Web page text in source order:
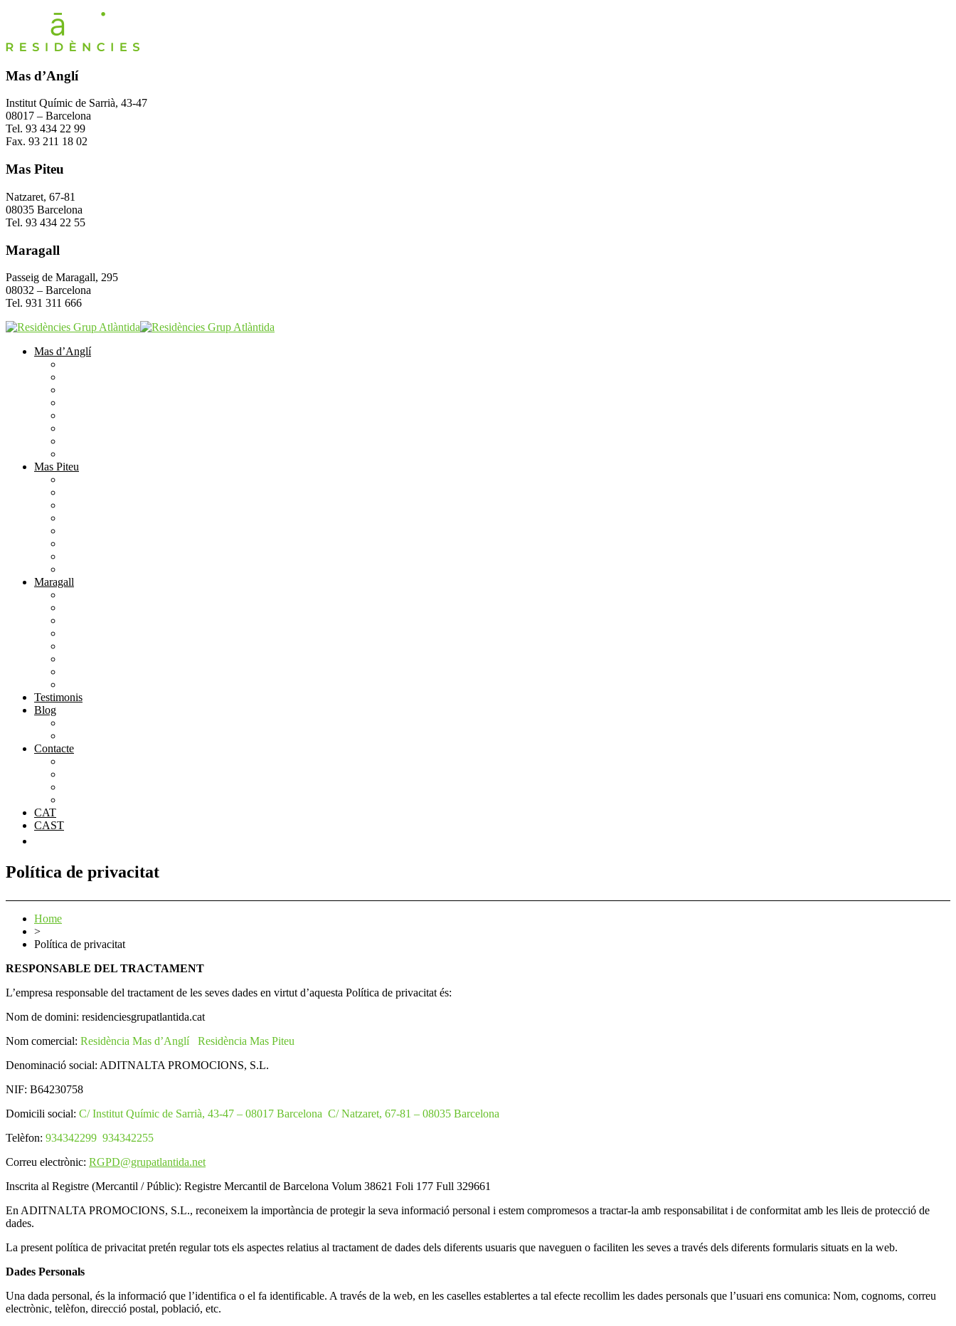
Mas d’Anglí
Institut Químic de Sarrià, 43-47
08017 – Barcelona
Tel. 93 434 22 99
Fax. 93 211 18 02
Mas Piteu
Natzaret, 67-81
08035 Barcelona
Tel. 93 434 22 55
Maragall
Passeig de Maragall, 295
08032 – Barcelona
Tel. 931 311 666
Mas d’Anglí
Mas Piteu
Maragall
Testimonis
Blog
Contacte
CAT
CAST
Política de privacitat
Home
>
Política de privacitat
RESPONSABLE DEL TRACTAMENT
L’empresa responsable del tractament de les seves dades en virtut d’aquesta Política de privacitat és:
Nom de domini: residenciesgrupatlantida.cat
Nom comercial: Residència Mas d’Anglí Residència Mas Piteu
Denominació social: ADITNALTA PROMOCIONS, S.L.
NIF: B64230758
Domicili social: C/ Institut Químic de Sarrià, 43-47 – 08017 Barcelona C/ Natzaret, 67-81 – 08035 Barcelona
Telèfon: 934342299 934342255
Correu electrònic: RGPD@grupatlantida.net
Inscrita al Registre (Mercantil / Públic): Registre Mercantil de Barcelona Volum 38621 Foli 177 Full 329661
En ADITNALTA PROMOCIONS, S.L., reconeixem la importància de protegir la seva informació personal i estem compromesos a tractar-la amb responsabilitat i de conformitat amb les lleis de protecció de
dades.
La present política de privacitat pretén regular tots els aspectes relatius al tractament de dades dels diferents usuaris que naveguen o faciliten les seves a través dels diferents formularis situats en la web.
Dades Personals
Una dada personal, és la informació que l’identifica o el fa identificable. A través de la web, en les caselles establertes a tal efecte recollim les dades personals que l’usuari ens comunica: Nom, cognoms, correu
electrònic, telèfon, direcció postal, població, etc.